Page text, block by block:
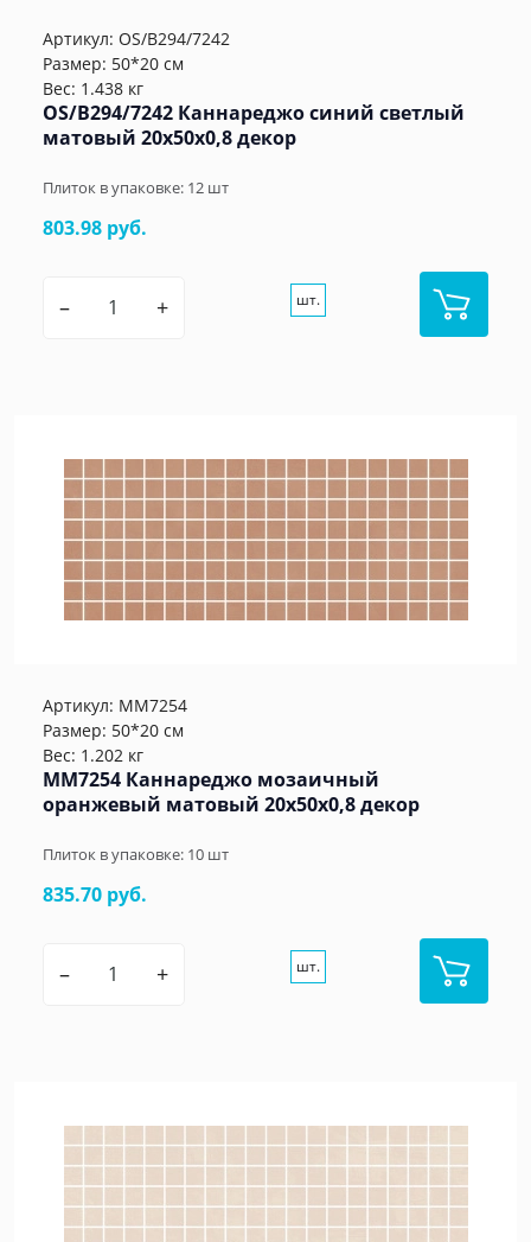
Артикул: OS/B294/7242
Размер: 50*20 см
Вес: 1.438 кг
OS/B294/7242 Каннареджо синий светлый
матовый 20x50x0,8 декор
Плиток в упаковке: 12 шт
803.98 руб.
– + шт.
Артикул: MM7254
Размер: 50*20 см
Вес: 1.202 кг
MM7254 Каннареджо мозаичный
оранжевый матовый 20x50x0,8 декор
Плиток в упаковке: 10 шт
835.70 руб.
– + шт.